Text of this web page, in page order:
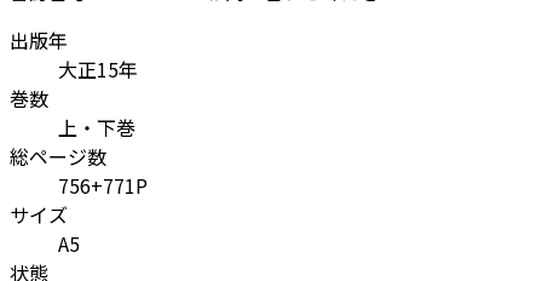
出版年
大正15年
巻数
上・下巻
総ページ数
756+771P
サイズ
A5
状態